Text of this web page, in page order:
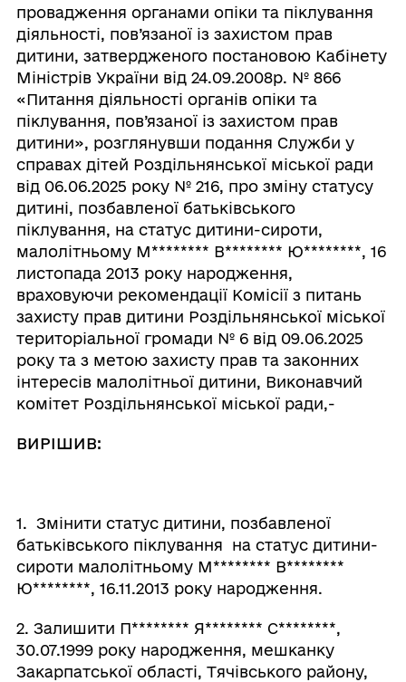
провадження органами опіки та піклування
діяльності, пов’язаної із захистом прав
дитини, затвердженого постановою Кабінету
Міністрів України від 24.09.2008р. № 866
«Питання діяльності органів опіки та
піклування, пов’язаної із захистом прав
дитини», розглянувши подання Служби у
справах дітей Роздільнянської міської ради
від 06.06.2025 року № 216, про зміну статусу
дитині, позбавленої батьківського
піклування, на статус дитини-сироти,
малолітньому М******** В******** Ю********, 16
листопада 2013 року народження,
враховуючи рекомендації Комісії з питань
захисту прав дитини Роздільнянської міської
територіальної громади № 6 від 09.06.2025
року та з метою захисту прав та законних
інтересів малолітньої дитини, Виконавчий
комітет Роздільнянської міської ради,-
ВИРІШИВ:
1. Змінити статус дитини, позбавленої
батьківського піклування на статус дитини-
сироти малолітньому М******** В********
Ю********, 16.11.2013 року народження.
2. Залишити П******** Я******** С********,
30.07.1999 року народження, мешканку
Закарпатської області, Тячівського району,